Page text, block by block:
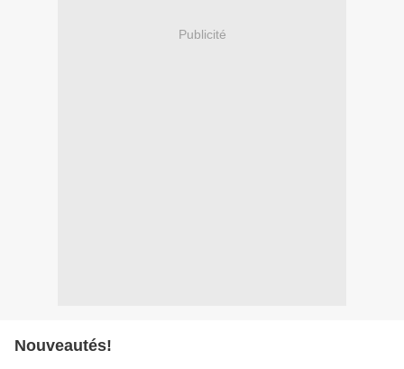
Publicité
Nouveautés!